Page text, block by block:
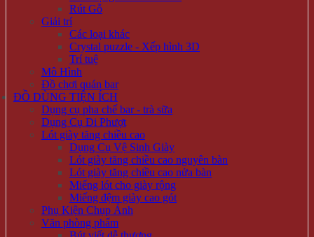
Rút Gỗ
Giải trí
Các loại khác
Crystal puzzle - Xếp hình 3D
Trí tuệ
Mô Hình
Đồ chơi quán bar
ĐỒ DÙNG TIỆN ÍCH
Dụng cụ pha chế bar - trà sữa
Dụng Cụ Đi Phượt
Lót giày tăng chiều cao
Dụng Cụ Vệ Sinh Giày
Lót giày tăng chiều cao nguyên bàn
Lót giày tăng chiều cao nửa bàn
Miếng lót cho giày rộng
Miếng đệm giày cao gót
Phụ Kiện Chụp Ảnh
Văn phòng phẩm